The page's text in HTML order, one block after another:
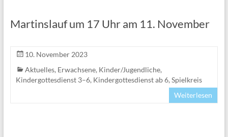
Martinslauf um 17 Uhr am 11. November
10. November 2023
Aktuelles, Erwachsene, Kinder/Jugendliche,
Kindergottesdienst 3–6, Kindergottesdienst ab 6, Spielkreis
Weiterlesen